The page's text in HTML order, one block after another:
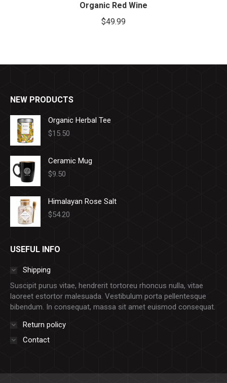
Organic Red Wine
$49.99
NEW PRODUCTS
Organic Herbal Tee
$15.50
Ceramic Mug
$9.50
Himalayan Rose Salt
$54.20
USEFUL INFO
Shipping
Suscipit purus vitae, hendrerit tortoreu rhoncus nulla, vitae
laoreet estortor malesuada. Vestibulum porta pellentesque
bibendum. In consequat, massa sit amet euismod consequat.
Return policy
Contact